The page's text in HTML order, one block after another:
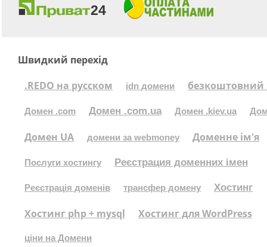
Швидкий перехід
.REDO на русском
idn домени безкоштовний
Домен .com Домен .com.ua Домен .kiev.ua
Домен UA домени за webmoney Доменне ім'я
Послуги хостингу Реєстрация доменних імен
Реєстрація доменів трансфер домену Хостинг
Хостинг php + mysql Хостинг для WordPress
ціни на Домени